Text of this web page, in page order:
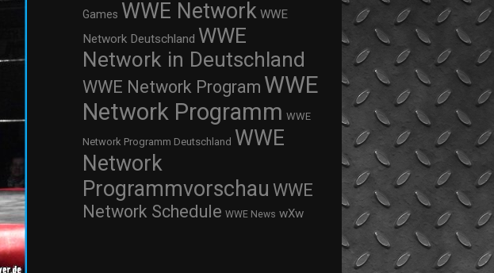
Games WWE Network WWE
Network Deutschland WWE
Network in Deutschland
WWE Network Program WWE
Network Programm WWE
Network Programm Deutschland WWE
Network
Programmvorschau WWE
Network Schedule WWE News wXw